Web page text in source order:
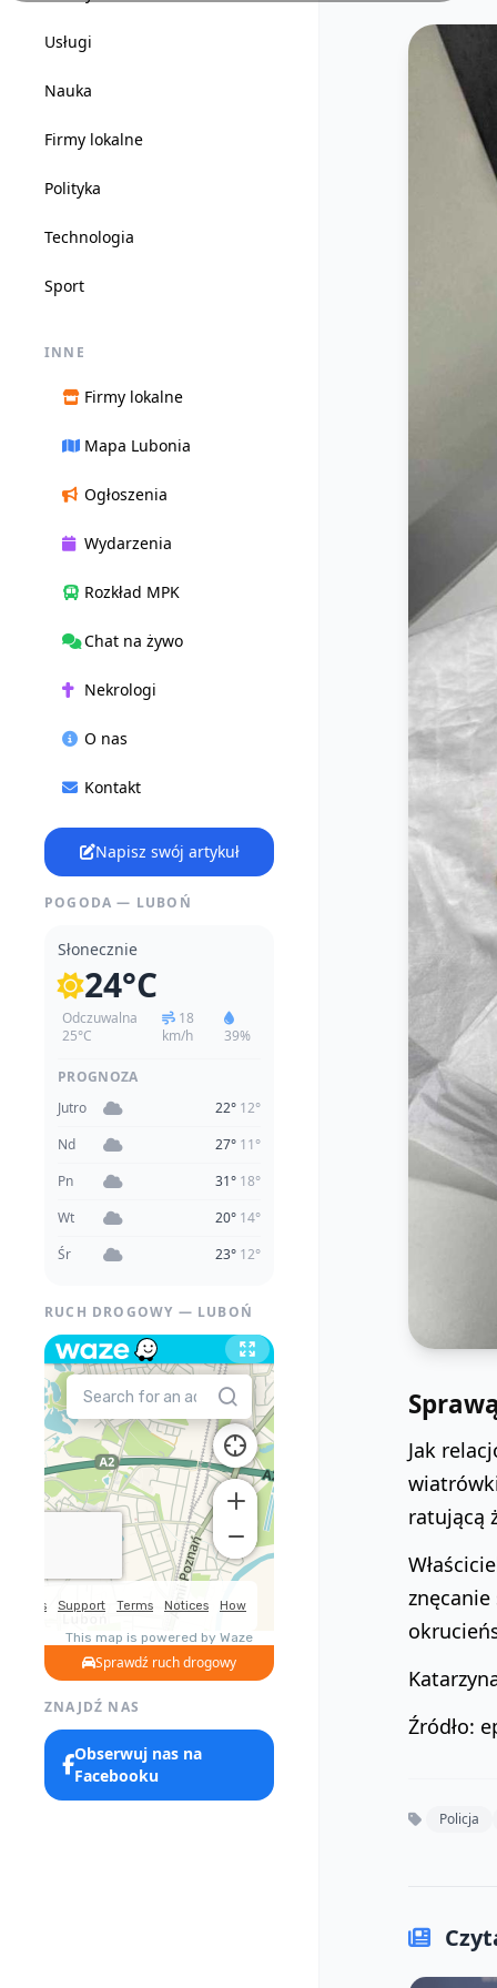
Usługi
Nauka
Firmy lokalne
Polityka
Technologia
Sport
INNE
Firmy lokalne
Mapa Lubonia
Ogłoszenia
Wydarzenia
Rozkład MPK
Chat na żywo
Nekrologi
O nas
Kontakt
Napisz swój artykuł
POGODA — LUBOŃ
Słonecznie
24°C
Odczuwalna
25°C
18
km/h
39%
PROGNOZA
Jutro
22° 12°
Nd
27° 11°
Pn
31° 18°
Wt
20° 14°
Śr
23° 12°
RUCH DROGOWY — LUBOŃ
Sprawdź ruch drogowy
ZNAJDŹ NAS
Obserwuj nas na
Facebooku
Jak
ratującą
Źródło:
Policja